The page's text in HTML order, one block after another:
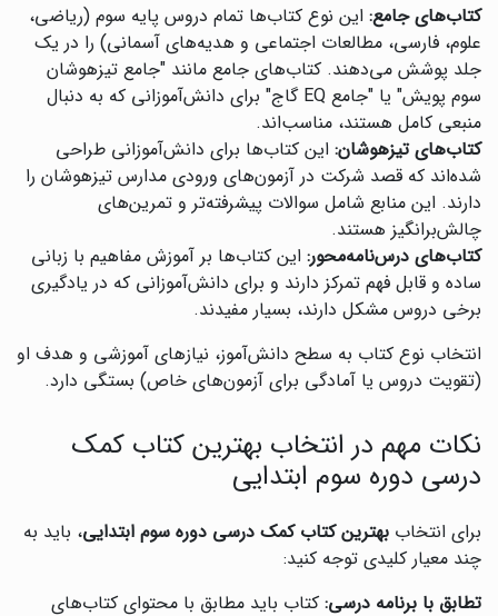
کتاب‌های جامع: این نوع کتاب‌ها تمام دروس پایه سوم (ریاضی،
علوم، فارسی، مطالعات اجتماعی و هدیه‌های آسمانی) را در یک
جلد پوشش می‌دهند. کتاب‌های جامع مانند "جامع تیزهوشان
سوم پویش" یا "جامع EQ گاج" برای دانش‌آموزانی که به دنبال
منبعی کامل هستند، مناسب‌اند.
کتاب‌های تیزهوشان: این کتاب‌ها برای دانش‌آموزانی طراحی
شده‌اند که قصد شرکت در آزمون‌های ورودی مدارس تیزهوشان را
دارند. این منابع شامل سوالات پیشرفته‌تر و تمرین‌های
چالش‌برانگیز هستند.
کتاب‌های درس‌نامه‌محور: این کتاب‌ها بر آموزش مفاهیم با زبانی
ساده و قابل فهم تمرکز دارند و برای دانش‌آموزانی که در یادگیری
برخی دروس مشکل دارند، بسیار مفیدند.
انتخاب نوع کتاب به سطح دانش‌آموز، نیازهای آموزشی و هدف او
(تقویت دروس یا آمادگی برای آزمون‌های خاص) بستگی دارد.
نکات مهم در انتخاب بهترین کتاب کمک
درسی دوره سوم ابتدایی
برای انتخاب بهترین کتاب کمک درسی دوره سوم ابتدایی، باید به
چند معیار کلیدی توجه کنید:
تطابق با برنامه درسی: کتاب باید مطابق با محتوای کتاب‌های